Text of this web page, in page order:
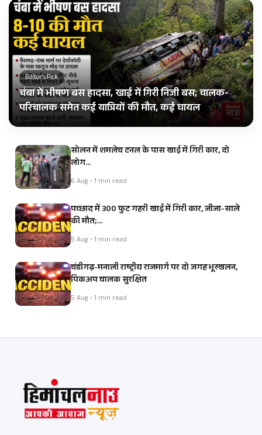
Editor's Pick
चंबा में भीषण बस हादसा, खाई में गिरी निजी बस; चालक-
परिचालक समेत कई यात्रियों की मौत, कई घायल
सोलन में शमलेच टनल के पास खाई में गिरी कार, दो
लोग…
6 Aug • 1 min read
पच्छाद में 300 फुट गहरी खाई में गिरी कार, जीजा-साले
की मौत;…
5 Aug • 1 min read
चंडीगढ़-मनाली राष्ट्रीय राजमार्ग पर दो जगह भूस्खलन,
पिकअप चालक सुरक्षित
5 Aug • 1 min read